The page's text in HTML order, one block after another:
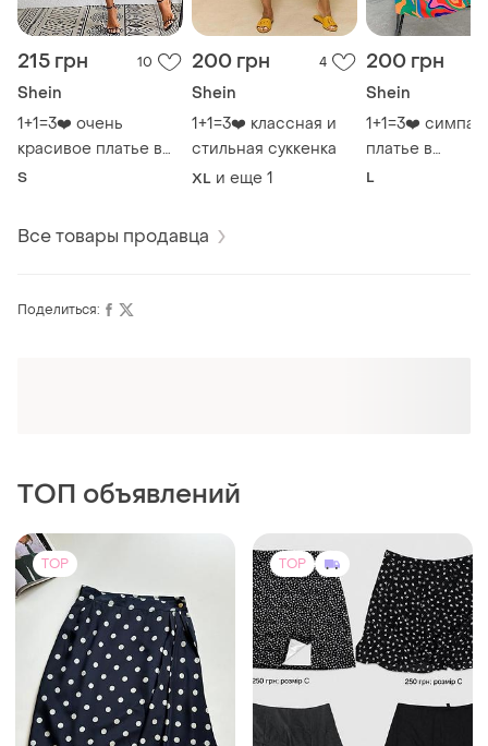
215 грн 10
Shein
1+1=3❤️ очень
красивое платье в
интересный принт
S
200 грн 4
Shein
1+1=3❤️ классная и
стильная суккенка
XL и еще 1
200 грн
Shein
1+1=3❤️
платье в
интересный
L
Все товары продавца
Поделиться:
ТОП объявлений
TOP TOP